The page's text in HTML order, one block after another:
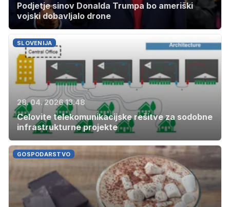
Podjetje sinov Donalda Trumpa bo ameriški
vojski dobavljalo drone
SLOVENIJA
28. 04. 2026 13.48
Celovite telekomunikacijske rešitve za sodobne
infrastrukturne projekte
GOSPODARSTVO